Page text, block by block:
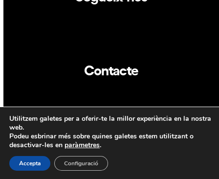
Contacte
CAT ENG
Utilitzem galetes per a oferir-te la millor experiència en la nostra
web.
Podeu esbrinar més sobre quines galetes estem utilitzant o
desactivar-les en paràmetres.
Accepta Configuració